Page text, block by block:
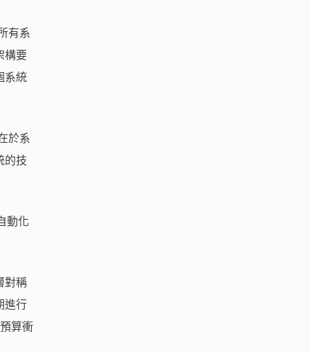
有系
構要
系統
於系
的技
動化
對稱
進行
算衝